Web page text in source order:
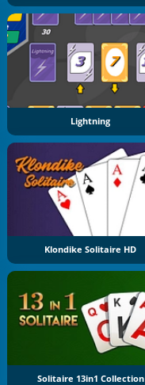
Lightning
Klondike Solitaire HD
Solitaire 13in1 Collection